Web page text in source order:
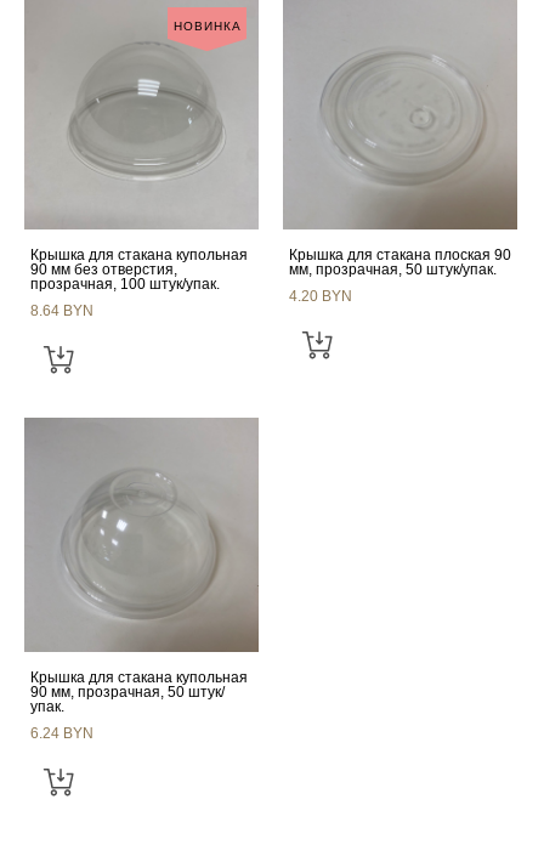
НОВИНКА
Крышка для стакана купольная
90 мм без отверстия,
прозрачная, 100 штук/упак.
8.64 BYN
Крышка для стакана плоская 90
мм, прозрачная, 50 штук/упак.
4.20 BYN
Крышка для стакана купольная
90 мм, прозрачная, 50 штук/
упак.
6.24 BYN